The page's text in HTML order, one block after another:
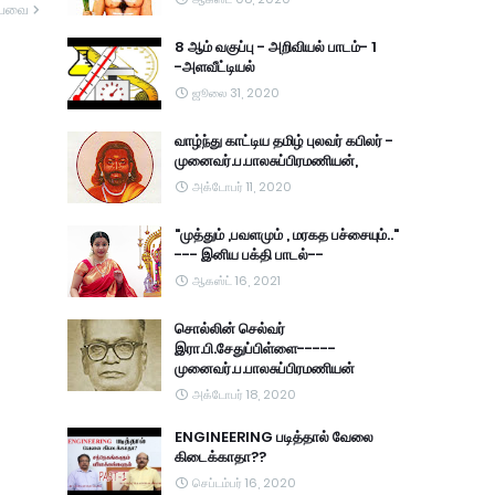
8 ஆம் வகுப்பு - அறிவியல் பாடம்- 1
-அளவீட்டியல்
ஜூலை 31, 2020
வாழ்ந்து காட்டிய தமிழ் புலவர் கபிலர் -
முனைவர்.ப.பாலசுப்பிரமணியன்,
அக்டோபர் 11, 2020
"முத்தும் ,பவளமும் , மரகத பச்சையும்.."
--- இனிய பக்தி பாடல்--
ஆகஸ்ட் 16, 2021
சொல்லின் செல்வர்
இரா.பி.சேதுப்பிள்ளை-----
முனைவர்.ப.பாலசுப்பிரமணியன்
அக்டோபர் 18, 2020
ENGINEERING படித்தால் வேலை
கிடைக்காதா??
செப்டம்பர் 16, 2020